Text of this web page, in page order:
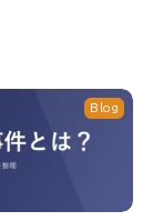
Blog